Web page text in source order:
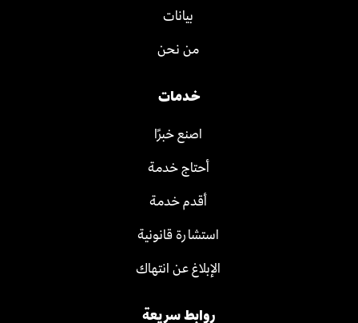
بيانات
من نحن
خدمات
اصنع خبرًا
أحتاج خدمة
أقدم خدمة
استشارة قانونية
الإبلاغ عن انتهاك
روابط سريعة